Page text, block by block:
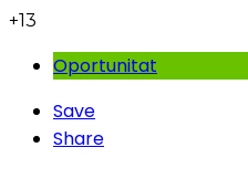
+13
Oportunitat
Save
Share